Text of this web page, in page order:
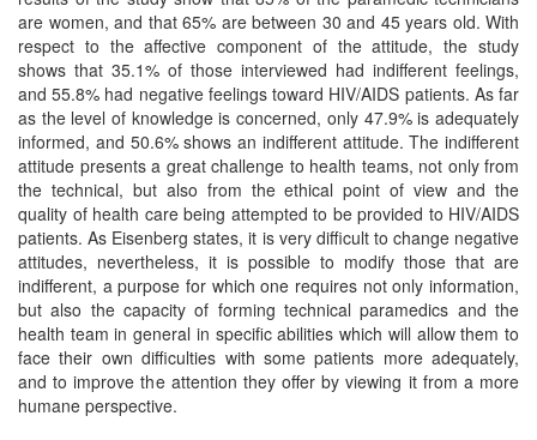
are women, and that 65% are between 30 and 45 years old. With
respect to the affective component of the attitude, the study
shows that 35.1% of those interviewed had indifferent feelings,
and 55.8% had negative feelings toward HIV/AIDS patients. As far
as the level of knowledge is concerned, only 47.9% is adequately
informed, and 50.6% shows an indifferent attitude. The indifferent
attitude presents a great challenge to health teams, not only from
the technical, but also from the ethical point of view and the
quality of health care being attempted to be provided to HIV/AIDS
patients. As Eisenberg states, it is very difficult to change negative
attitudes, nevertheless, it is possible to modify those that are
indifferent, a purpose for which one requires not only information,
but also the capacity of forming technical paramedics and the
health team in general in specific abilities which will allow them to
face their own difficulties with some patients more adequately,
and to improve the attention they offer by viewing it from a more
humane perspective.